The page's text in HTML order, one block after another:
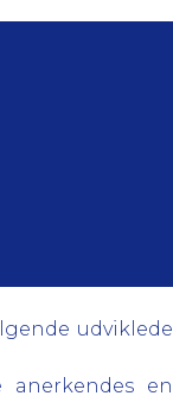
udviklede
en